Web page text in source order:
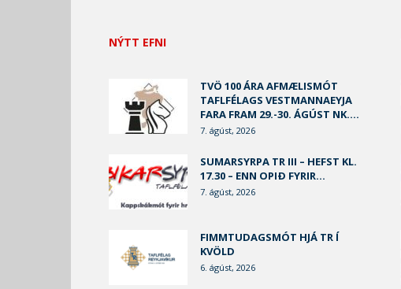
NÝTT EFNI
TVÖ 100 ÁRA AFMÆLISMÓT
TAFLFÉLAGS VESTMANNAEYJA
FARA FRAM 29.-30. ÁGÚST NK....
7. ágúst, 2026
SUMARSYRPA TR III – HEFST KL.
17.30 – ENN OPIÐ FYRIR...
7. ágúst, 2026
FIMMTUDAGSMÓT HJÁ TR Í
KVÖLD
6. ágúst, 2026